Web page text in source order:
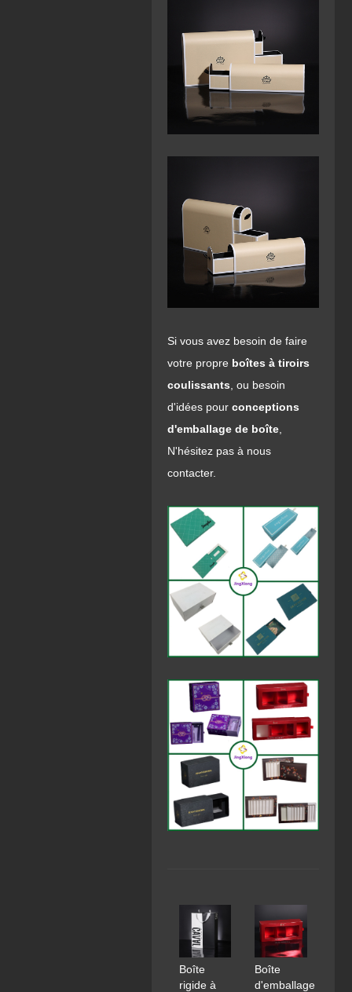
Si vous avez besoin de faire
votre propre boîtes à tiroirs
coulissants , ou besoin
d'idées pour conceptions
d'emballage de boîte,
N'hésitez pas à nous
contacter.
Boîte
rigide à
Boîte
d'emballage